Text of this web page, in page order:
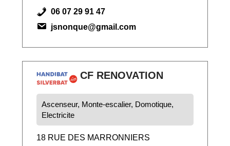
06 07 29 91 47
jsnonque@gmail.com
CF RENOVATION
Ascenseur, Monte-escalier, Domotique,
Electricite
18 RUE DES MARRONNIERS